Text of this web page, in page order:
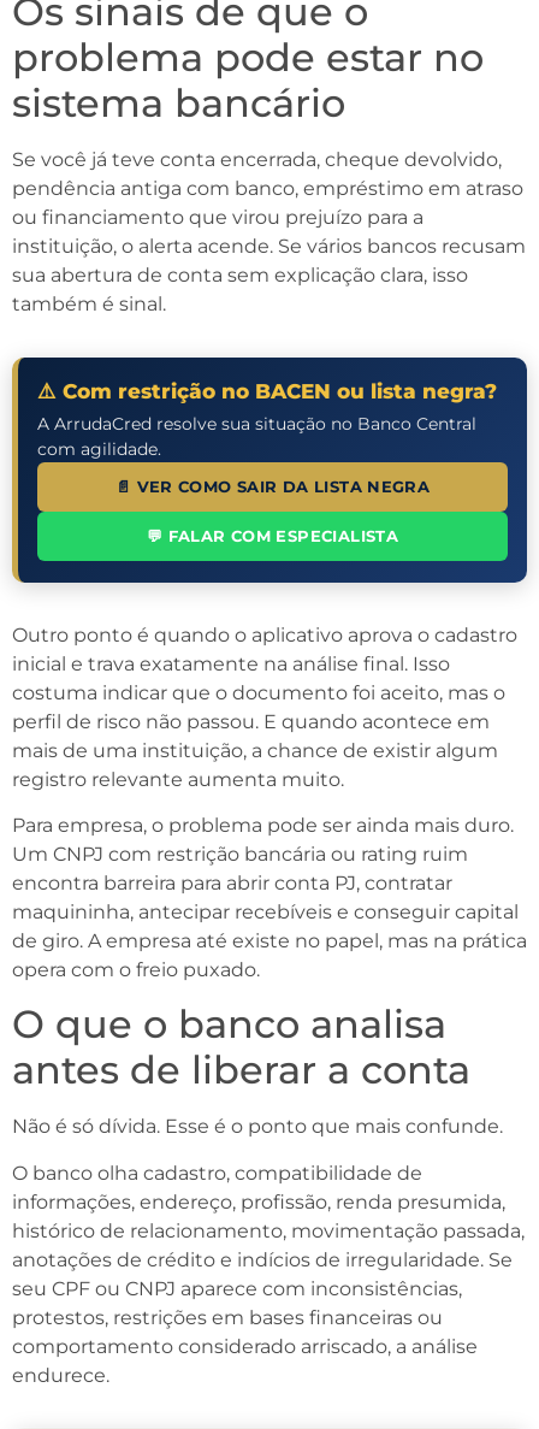
Os sinais de que o
problema pode estar no
sistema bancário
Se você já teve conta encerrada, cheque devolvido,
pendência antiga com banco, empréstimo em atraso
ou financiamento que virou prejuízo para a
instituição, o alerta acende. Se vários bancos recusam
sua abertura de conta sem explicação clara, isso
também é sinal.
⚠️ Com restrição no BACEN ou lista negra?
A ArrudaCred resolve sua situação no Banco Central
com agilidade.
📄 VER COMO SAIR DA LISTA NEGRA
💬 FALAR COM ESPECIALISTA
Outro ponto é quando o aplicativo aprova o cadastro
inicial e trava exatamente na análise final. Isso
costuma indicar que o documento foi aceito, mas o
perfil de risco não passou. E quando acontece em
mais de uma instituição, a chance de existir algum
registro relevante aumenta muito.
Para empresa, o problema pode ser ainda mais duro.
Um CNPJ com restrição bancária ou rating ruim
encontra barreira para abrir conta PJ, contratar
maquininha, antecipar recebíveis e conseguir capital
de giro. A empresa até existe no papel, mas na prática
opera com o freio puxado.
O que o banco analisa
antes de liberar a conta
Não é só dívida. Esse é o ponto que mais confunde.
O banco olha cadastro, compatibilidade de
informações, endereço, profissão, renda presumida,
histórico de relacionamento, movimentação passada,
anotações de crédito e indícios de irregularidade. Se
seu CPF ou CNPJ aparece com inconsistências,
protestos, restrições em bases financeiras ou
comportamento considerado arriscado, a análise
endurece.